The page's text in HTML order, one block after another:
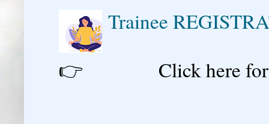
Trainee
👉 Click here for